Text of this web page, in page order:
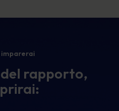
imparerai
rapporto,